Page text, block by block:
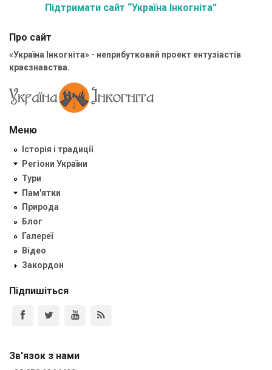
Підтримати сайт “Україна Інкогніта”
Про сайт
«Україна Інкогніта» - неприбутковий проект ентузіастів
краєзнавства.
Меню
Історія і традиції
Регіони України
Тури
Пам'ятки
Природа
Блог
Галереї
Відео
Закордон
Підпишіться
Зв'язок з нами